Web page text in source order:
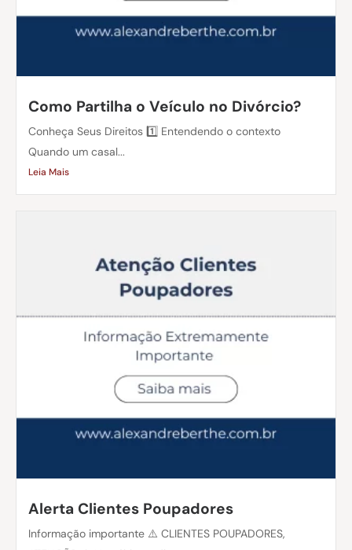
Como Partilha o Veículo no Divórcio?
Conheça Seus Direitos 1️⃣ Entendendo o contexto
Quando um casal...
Leia Mais
Alerta Clientes Poupadores
Informação importante ⚠️ CLIENTES POUPADORES,